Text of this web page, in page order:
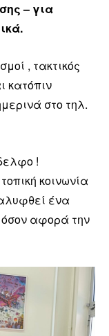
– για
, τακτικός
κατόπιν
στο τηλ.
!
κοινωνία
ένα
όσον αφορά την